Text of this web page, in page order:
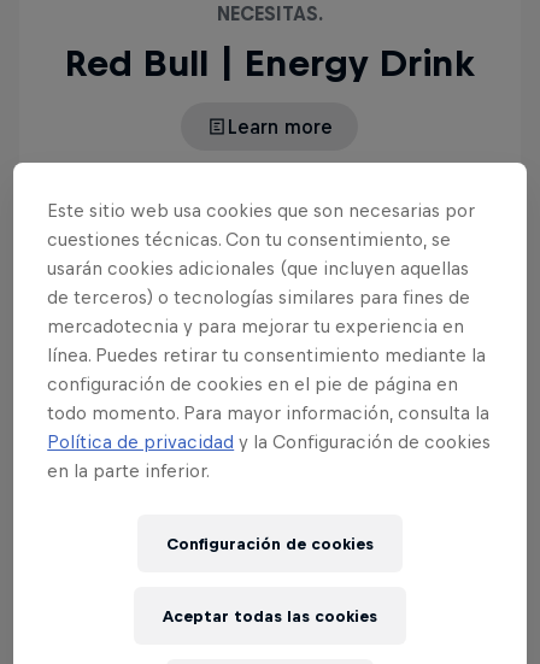
NECESITAS.
Red Bull | Energy Drink
Learn more
Este sitio web usa cookies que son necesarias por
cuestiones técnicas. Con tu consentimiento, se
usarán cookies adicionales (que incluyen aquellas
de terceros) o tecnologías similares para fines de
mercadotecnia y para mejorar tu experiencia en
línea. Puedes retirar tu consentimiento mediante la
configuración de cookies en el pie de página en
todo momento. Para mayor información, consulta la
Política de privacidad y la Configuración de cookies
en la parte inferior.
Configuración de cookies
Aceptar todas las cookies